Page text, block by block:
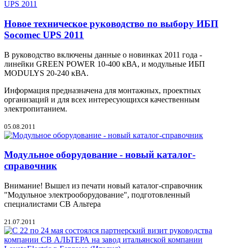
Новое техническое руководство по выбору ИБП
Socomec UPS 2011
В руководство включены данные о новинках 2011 года -
линейки GREEN POWER 10-400 кВА, и модульные ИБП
MODULYS 20-240 кВА.
Информация предназначена для монтажных, проектных
организаций и для всех интересующихся качественным
электропитанием.
05.08.2011
Модульное оборудование - новый каталог-
справочник
Внимание! Вышел из печати новый каталог-справочник
"Модульное электрооборудование", подготовленный
специалистами СВ Альтера
21.07.2011